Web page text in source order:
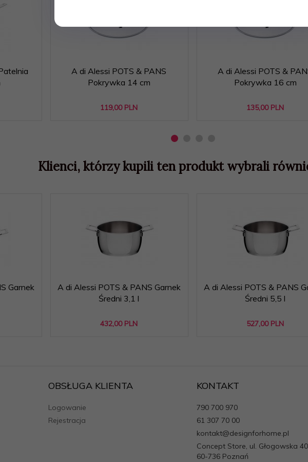
A di Alessi POTS & PANS
Pokrywka 14 cm
119,00 PLN
A di Alessi POTS &
Pokrywka 16 cm
135,00 PLN
Klienci, którzy kupili ten produkt wybrali
Garnek
A di Alessi POTS & PANS Garnek
Średni 3,1 l
432,00 PLN
A di Alessi POTS & PANS
Średni 5,5 l
527,00 PLN
OBSŁUGA KLIENTA
Logowanie
Rejestracja
KONTAKT
790 700 970
61 307 70 00
kontakt@designforhome.pl
Concept Store, ul. Głogowska
60-736 Poznań